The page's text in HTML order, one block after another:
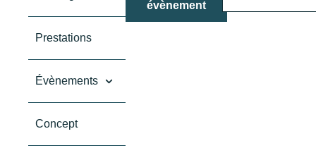
Prestations
Évènements
Concept
évènement